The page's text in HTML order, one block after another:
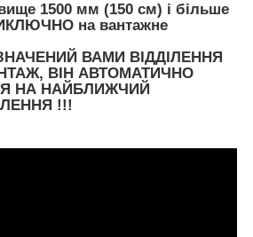
1500 мм (150 см) і більше
на вантажне
ВАМИ ВІДДІЛЕННЯ
ВІН АВТОМАТИЧНО
НА НАЙБЛИЖЧИЙ
!!!